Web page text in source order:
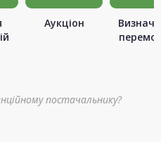
Аукціон
постачальнику?